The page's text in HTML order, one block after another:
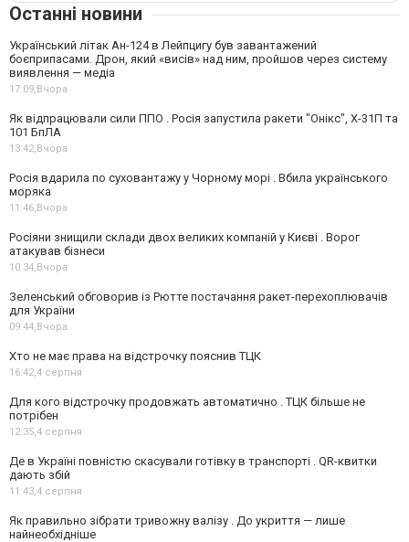
Останні новини
Український літак Ан-124 в Лейпцигу був завантажений
боєприпасами. Дрон, який «висів» над ним, пройшов через систему
виявлення — медіа
17:09, Вчора
Як відпрацювали сили ППО . Росія запустила ракети "Онікс", Х-31П та
101 БпЛА
13:42, Вчора
Росія вдарила по суховантажу у Чорному морі . Вбила українського
моряка
11:46, Вчора
Росіяни знищили склади двох великих компаній у Києві . Ворог
атакував бізнеси
10:34, Вчора
Зеленський обговорив із Рютте постачання ракет-перехоплювачів
для України
09:44, Вчора
Хто не має права на відстрочку пояснив ТЦК
16:42, 4 серпня
Для кого відстрочку продовжать автоматично . ТЦК більше не
потрібен
12:35, 4 серпня
Де в Україні повністю скасували готівку в транспорті . QR-квитки
дають збій
11:43, 4 серпня
Як правильно зібрати тривожну валізу . До укриття — лише
найнеобхідніше